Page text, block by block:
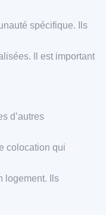
spécifique. Ils
Il est important
d’autres
colocation qui
logement. Ils